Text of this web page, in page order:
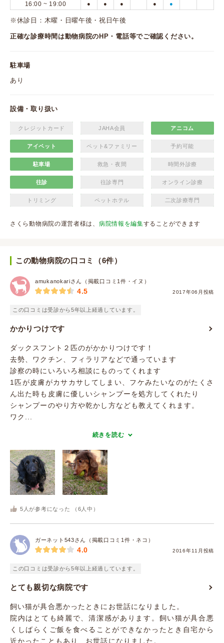
16:00 ~ 19:00 ● ● ● ● ●
※休診日：木曜・日曜午後・祝日午後
正確な診療時間は動物病院のHP・電話等でご確認ください。
駐車場
あり
設備・取り扱い
クレジットカード JAHA会員 アニコム
アイペット ペット&ファミリー 予約可能
駐車場 救急・夜間 時間外診療
往診 往診専門 オンライン診療
トリミング ペットホテル 二次診療専門
さくら動物病院の運営者様は、 病院情報を編集することができます
この動物病院の口コミ（6件）
amukanokariさん（掲載口コミ1件・イヌ）
2017年06月投稿
4.5
この口コミは受診から5年以上経過しています。
かかりつけです
ダックスフント２匹のがかかりつけです！
去勢、ワクチン、フィラリアなどで通っています
診察の時にいろいろ相談にものってくれます
1匹が皮膚がカサカサしてしまい、フケみたいなのがたくさ
ん出た時も皮膚に優しいシャンプーを処方してくれたり
シャンプーのやり方や乾かし方なども教えてくれます。
ワク...
続きを読む
5 人が参考になった （ 6 人中）
ガーネット543さん（掲載口コミ1件・ネコ）
2016年11月投稿
4.0
この口コミは受診から5年以上経過しています。
とても親切な病院です
飼い猫が具合悪かったときにお世話になりました。
院内はとても綺麗で、清潔感があります。飼い猫が具合悪
くしばらくご飯を食べることができなかったとき自宅から
近かったこともあり、お世話になりました。